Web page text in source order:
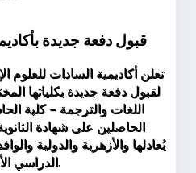
قبول دفعة جديدة
تعلن أكاديمية السادات للعلوم
لقبول دفعة جديدة بكلياتها
اللغات والترجمة – كلية
الحاصلين على شهادة
يُعادلها والأزهرية والدولية
الدراسي الأول للعام الجامعي 2027-2026.